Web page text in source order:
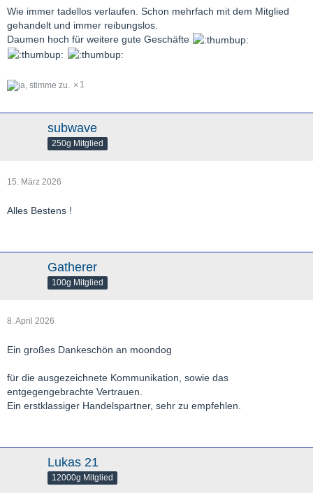
Wie immer tadellos verlaufen. Schon mehrfach mit dem Mitglied
gehandelt und immer reibungslos.
Daumen hoch für weitere gute Geschäfte
1
subwave
250g Mitglied
15. März 2026
Alles Bestens !
Gatherer
100g Mitglied
8. April 2026
Ein großes Dankeschön an moondog
für die ausgezeichnete Kommunikation, sowie das
entgegengebrachte Vertrauen.
Ein erstklassiger Handelspartner, sehr zu empfehlen.
Lukas 21
12000g Mitglied